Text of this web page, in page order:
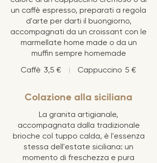
un caffè espresso, preparati a regola
d'arte per darti il buongiorno,
accompagnati da un croissant con le
marmellate home made o da un
muffin sempre homemade
Caffè 3,5 € Cappuccino 5 €
Colazione alla siciliana
La granita artigianale,
accompagnata dalla tradizionale
brioche col tuppo calda, è l'essenza
stessa dell'estate siciliana: un
momento di freschezza e pura